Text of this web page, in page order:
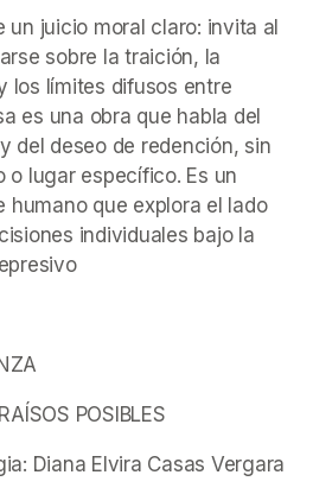
un juicio moral claro: invita al
sobre la traición, la
los límites difusos entre
es una obra que habla del
del deseo de redención, sin
o lugar específico. Es un
humano que explora el lado
individuales bajo la
POSIBLES
Diana Elvira Casas Vergara